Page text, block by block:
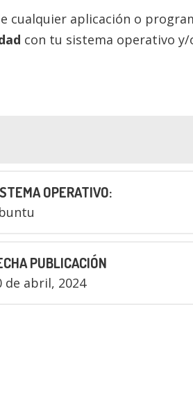
cualquier aplicación o
con tu sistema operativo y/
OPERATIVO:
PUBLICACIÓN
de abril, 2024